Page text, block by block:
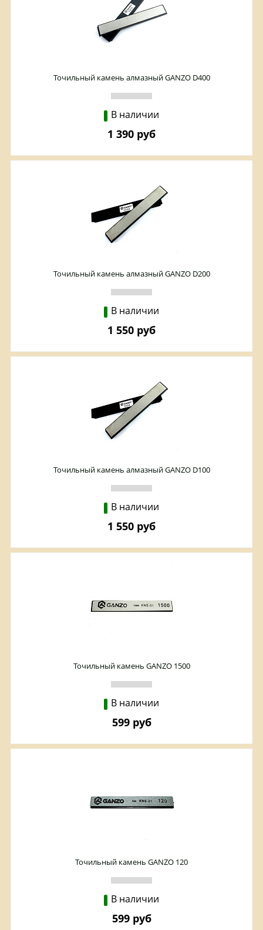
Точильный камень алмазный GANZO D400
В наличии
1 390 руб
Точильный камень алмазный GANZO D200
В наличии
1 550 руб
Точильный камень алмазный GANZO D100
В наличии
1 550 руб
Точильный камень GANZO 1500
В наличии
599 руб
Точильный камень GANZO 120
В наличии
599 руб